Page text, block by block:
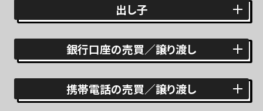
話をしてお金を騙し取る」等の行為をすれば刑法上、
詐欺罪に抵触
するおそれがあります。
詐欺罪
10年以下の拘禁刑
出し子
「出し子」として被害者から騙し取った通帳、キャッシュカードを使用
被害者の口座からお金を引き出す行為をすれば刑法上、
窃盗
罪に抵触するおそれがあります。
窃盗罪
銀行口座の売買／譲り渡し
自分や他人名義のキャッシュカード、通帳を売買したり、譲り渡した
「犯罪収益移転防止法」に抵触するおそれがあります。
携帯電話の売買／譲り渡し